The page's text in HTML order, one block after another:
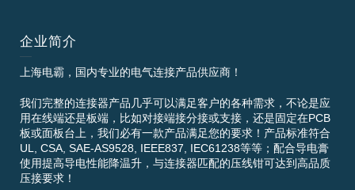
企业简介
上海电霸，国内专业的电气连接产品供应商！
我们完整的连接器产品几乎可以满足客户的各种需求，不论是应
用在线端还是板端，比如对接端接分接或支接，还是固定在PCB
板或面板台上，我们必有一款产品满足您的要求！产品标准符合
UL, CSA, SAE-AS9528, IEEE837, IEC61238等等；配合导电膏
使用提高导电性能降温升，与连接器匹配的压线钳可达到高品质
压接要求！